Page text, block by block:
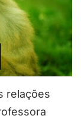
relações